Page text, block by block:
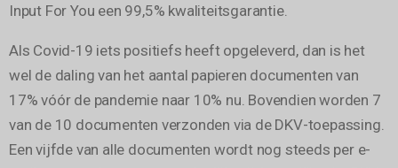
Input For You een 99,5% kwaliteitsgarantie.
Als Covid-19 iets positiefs heeft opgeleverd, dan is het
wel de daling van het aantal papieren documenten van
17% vóór de pandemie naar 10% nu. Bovendien worden 7
van de 10 documenten verzonden via de DKV-toepassing.
Een vijfde van alle documenten wordt nog steeds per e-